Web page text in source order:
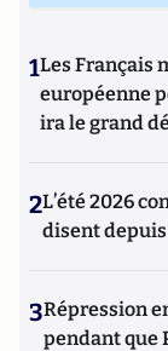
1Les Français
européenne
ira le grand
2L’été 2026
disent
3Répression
pendant que